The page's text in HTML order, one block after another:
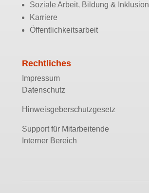
Soziale Arbeit, Bildung & Inklusion
Karriere
Öffentlichkeitsarbeit
Rechtliches
Impressum
Datenschutz
Hinweisgeberschutzgesetz
Support für Mitarbeitende
Interner Bereich